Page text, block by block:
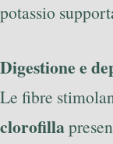
potassio
Digestione e
Le fibre
clorofilla